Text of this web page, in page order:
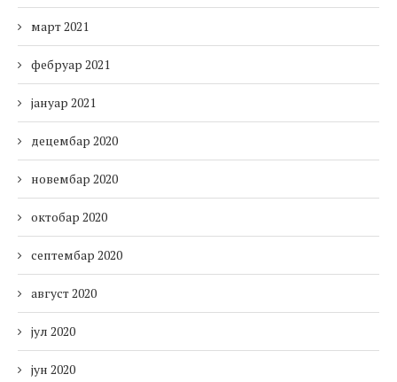
март 2021
фебруар 2021
јануар 2021
децембар 2020
новембар 2020
октобар 2020
септембар 2020
август 2020
јул 2020
јун 2020